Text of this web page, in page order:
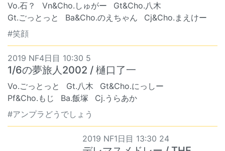
Vo.石？ Vn&Cho.しゅがー
Gt&Cho.八木
Gt.ごっとっと
Ba&Cho.のえちゃん
Cj&Cho.まえけー
#笑顔
2019 NF4日目 10:30 5
1/6の夢旅人2002 / 樋口了一
Vo.ごっとっと Gt.八木
Gt&Cho.にっしー
Pf&Cho.もじ
Ba.飯塚
Cj.うらあか
#アンプラどうでしょう
2019 NF1日目 13:30 24